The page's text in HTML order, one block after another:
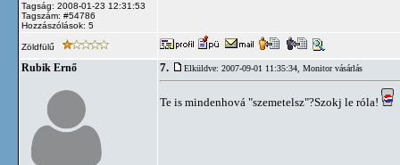
Tagság: 2008-01-23 12:31:53
Tagszám: #54786
Hozzászólások: 5
Zöldfülű
Rubik Ernő 7. Elküldve: 2007-09-01 11:35:34, Monitor vásárlás
Te is mindenhová "szemetelsz"?Szokj le róla!